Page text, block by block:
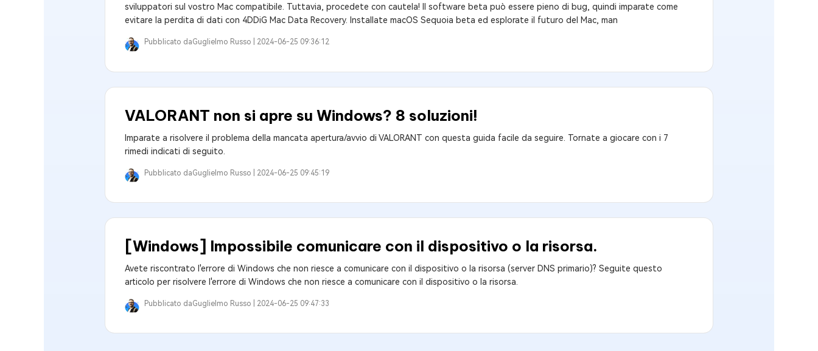
sviluppatori sul vostro Mac compatibile. Tuttavia, procedete con cautela! Il software beta può essere pieno di bug, quindi imparate come
evitare la perdita di dati con 4DDiG Mac Data Recovery. Installate macOS Sequoia beta ed esplorate il futuro del Mac, man
Pubblicato daGuglielmo Russo | 2024-06-25 09:36:12
VALORANT non si apre su Windows? 8 soluzioni!
Imparate a risolvere il problema della mancata apertura/avvio di VALORANT con questa guida facile da seguire. Tornate a giocare con i 7
rimedi indicati di seguito.
Pubblicato daGuglielmo Russo | 2024-06-25 09:45:19
[Windows] Impossibile comunicare con il dispositivo o la risorsa.
Avete riscontrato l'errore di Windows che non riesce a comunicare con il dispositivo o la risorsa (server DNS primario)? Seguite questo
articolo per risolvere l'errore di Windows che non riesce a comunicare con il dispositivo o la risorsa.
Pubblicato daGuglielmo Russo | 2024-06-25 09:47:33